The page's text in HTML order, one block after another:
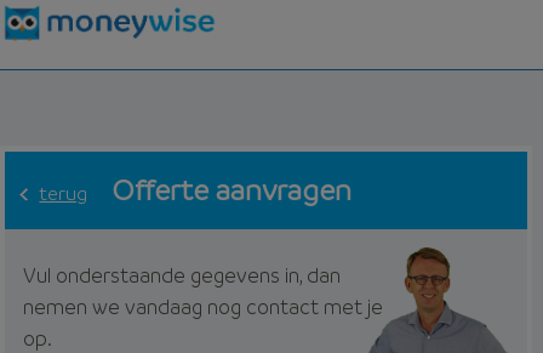
terug Offerte aanvragen
Vul onderstaande gegevens in, dan
nemen we vandaag nog contact met je
op.